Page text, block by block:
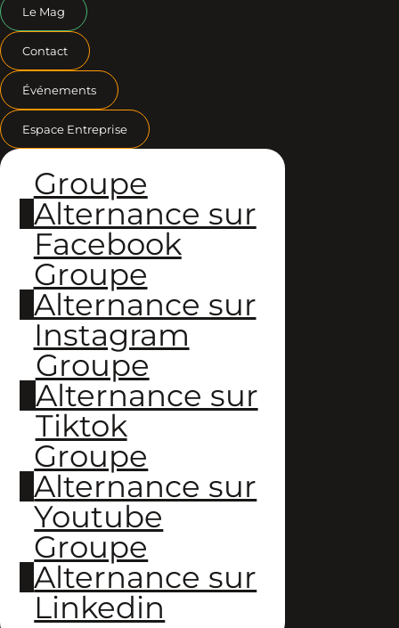
Le Mag
Contact
Événements
Espace Entreprise
Groupe
Alternance sur
Facebook
Groupe
Alternance sur
Instagram
Groupe
Alternance sur
Tiktok
Groupe
Alternance sur
Youtube
Groupe
Alternance sur
Linkedin